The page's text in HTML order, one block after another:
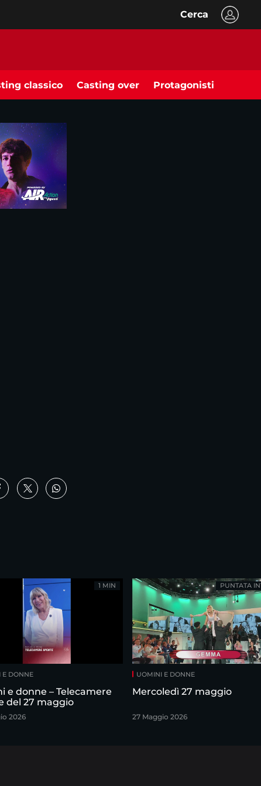
Cerca
classico Casting over Protagonisti
E DONNE
e donne – Telecamere
del 27 maggio
2026
1 MIN
UOMINI E DONNE
Mercoledì 27 maggio
27 Maggio 2026
PUNTATA